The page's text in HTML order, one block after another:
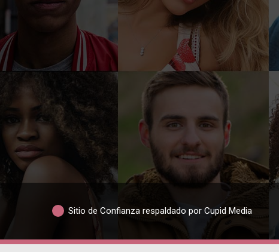
Sitio de Confianza respaldado por Cupid Media